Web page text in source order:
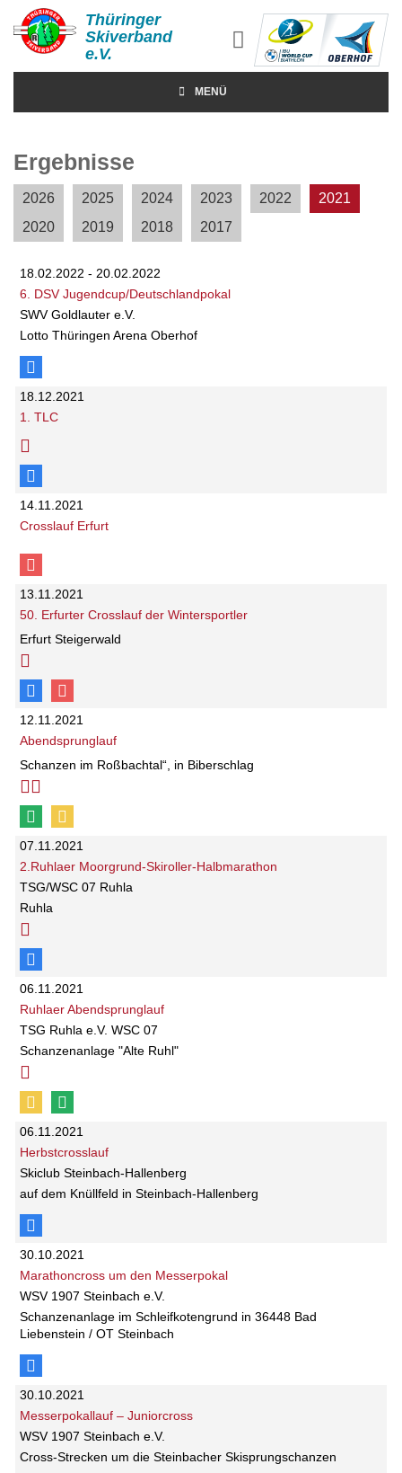
Thüringer
Skiverband
e.V.
MENÜ
Ergebnisse
2026 2025 2024 2023 2022
2021
2020
2019 2018 2017
18.02.2022 - 20.02.2022
6. DSV Jugendcup/Deutschlandpokal
SWV Goldlauter e.V.
Lotto Thüringen Arena Oberhof
18.12.2021
1. TLC
14.11.2021
Crosslauf Erfurt
13.11.2021
50. Erfurter Crosslauf der Wintersportler
Erfurt Steigerwald
12.11.2021
Abendsprunglauf
Schanzen im Roßbachtal“, in Biberschlag
07.11.2021
2.Ruhlaer Moorgrund-Skiroller-Halbmarathon
TSG/WSC 07 Ruhla
Ruhla
06.11.2021
Ruhlaer Abendsprunglauf
TSG Ruhla e.V. WSC 07
Schanzenanlage "Alte Ruhl"
06.11.2021
Herbstcrosslauf
Skiclub Steinbach-Hallenberg
auf dem Knüllfeld in Steinbach-Hallenberg
30.10.2021
Marathoncross um den Messerpokal
WSV 1907 Steinbach e.V.
Schanzenanlage im Schleifkotengrund in 36448 Bad
Liebenstein / OT Steinbach
30.10.2021
Messerpokallauf – Juniorcross
WSV 1907 Steinbach e.V.
Cross-Strecken um die Steinbacher Skisprungschanzen